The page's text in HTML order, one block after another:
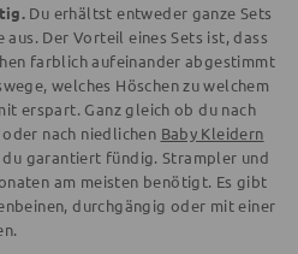
Du erhältst entweder ganze Sets
Der Vorteil eines Sets ist, dass
farblich aufeinander abgestimmt
welches Höschen zu welchem
erspart. Ganz gleich ob du nach
nach niedlichen Baby Kleidern
garantiert fündig. Strampler und
am meisten benötigt. Es gibt
durchgängig oder mit einer